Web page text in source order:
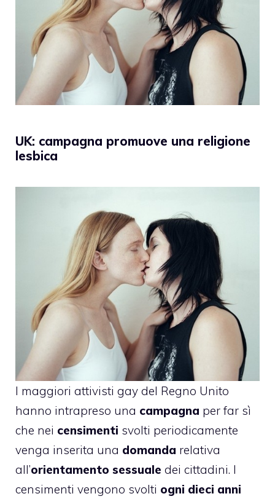
UK: campagna promuove una religione
lesbica
I maggiori attivisti gay del Regno Unito
hanno intrapreso una campagna per far sì
che nei censimenti svolti periodicamente
venga inserita una domanda relativa
all’orientamento sessuale dei cittadini. I
censimenti vengono svolti ogni dieci anni